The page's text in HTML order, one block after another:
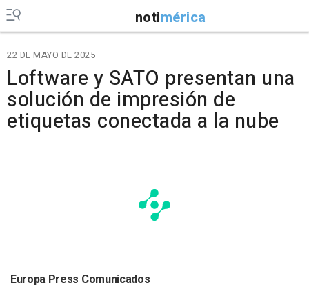
notimérica
22 DE MAYO DE 2025
Loftware y SATO presentan una
solución de impresión de
etiquetas conectada a la nube
Europa Press Comunicados